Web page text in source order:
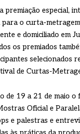
premiação especial,
para o curta-
e domiciliado em
os premiados
selecionados
de Curtas-
de 19 a 21 de maio o
Oficial e
e palestras e